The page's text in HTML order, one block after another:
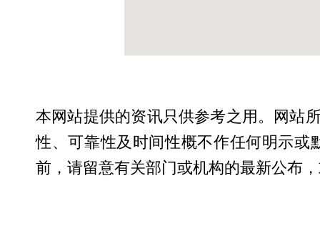
本网站提供的资讯只供参考之用。网站
性、可靠性及时间性概不作任何明示或
前，请留意有关部门或机构的最新公布